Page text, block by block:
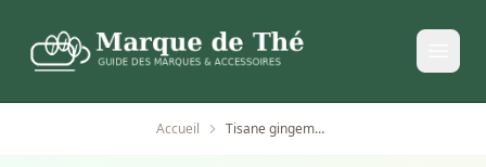
Accueil Tisane gingembre et citron Ronnefeldt - 75 g (lot de 2)